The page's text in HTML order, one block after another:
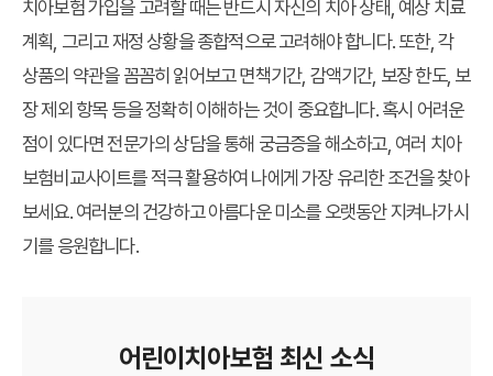
치아보험 가입을 고려할 때는 반드시 자신의 치아 상태, 예상 치료
계획, 그리고 재정 상황을 종합적으로 고려해야 합니다. 또한, 각
상품의 약관을 꼼꼼히 읽어보고 면책기간, 감액기간, 보장 한도, 보
장 제외 항목 등을 정확히 이해하는 것이 중요합니다. 혹시 어려운
점이 있다면 전문가의 상담을 통해 궁금증을 해소하고, 여러 치아
보험비교사이트를 적극 활용하여 나에게 가장 유리한 조건을 찾아
보세요. 여러분의 건강하고 아름다운 미소를 오랫동안 지켜나가시
기를 응원합니다.
어린이치아보험 최신 소식